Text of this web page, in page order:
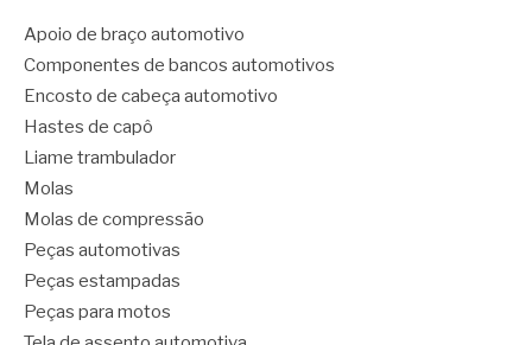
Apoio de braço automotivo
Componentes de bancos automotivos
Encosto de cabeça automotivo
Hastes de capô
Liame trambulador
Molas
Molas de compressão
Peças automotivas
Peças estampadas
Peças para motos